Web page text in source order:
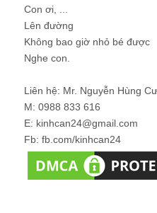
Con ơi, ...
Lên đường
Không bao giờ nhỏ bé được
Nghe con.
Liên hệ: Mr. Nguyễn Hùng
M: 0988 833 616
E: kinhcan24@gmail.com
Fb: fb.com/kinhcan24